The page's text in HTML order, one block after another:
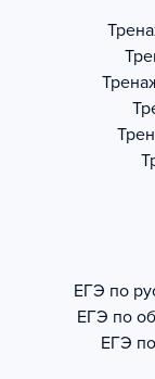
ЕГЭ по
ЕГЭ по
ЕГЭ